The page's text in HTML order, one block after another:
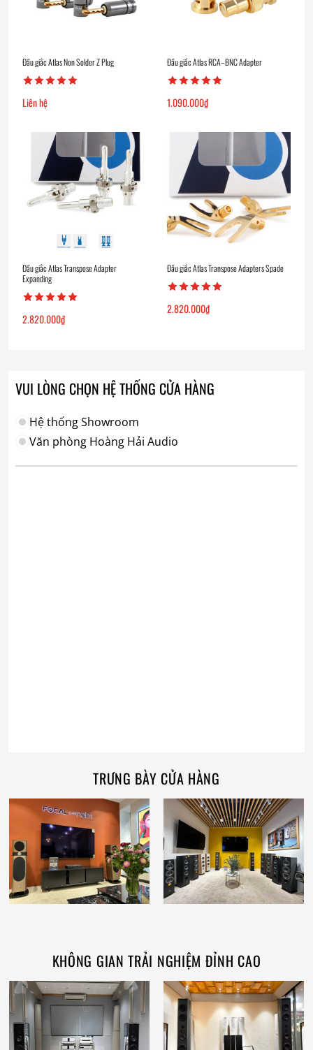
Đầu giắc Atlas Non Solder Z Plug
Liên hệ
Đầu giắc Atlas RCA–BNC Adapter
1.090.000₫
Đầu giắc Atlas Transpose Adapter
Expanding
2.820.000₫
Đầu giắc Atlas Transpose Adapters Spade
2.820.000₫
VUI LÒNG CHỌN HỆ THỐNG CỬA HÀNG
Hệ thống Showroom
Văn phòng Hoàng Hải Audio
TRƯNG BÀY CỬA HÀNG
KHÔNG GIAN TRẢI NGHIỆM ĐỈNH CAO